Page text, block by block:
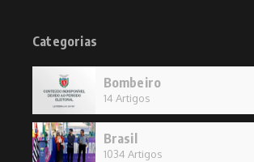
Categorias
Bombeiro
14 Artigos
Brasil
1034 Artigos